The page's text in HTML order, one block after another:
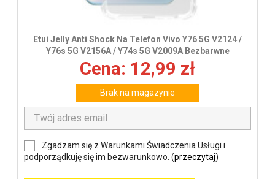
Etui Jelly Anti Shock Na Telefon Vivo Y76 5G V2124 /
Y76s 5G V2156A / Y74s 5G V2009A Bezbarwne
Cena: 12,99 zł
Brak na magazynie
Zgadzam się z Warunkami Świadczenia Usługi i
podporządkuję się im bezwarunkowo. (przeczytaj)